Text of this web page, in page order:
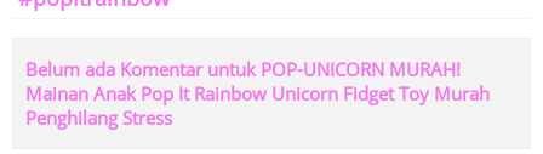
Belum ada Komentar untuk POP-UNICORN MURAH!
Mainan Anak Pop It Rainbow Unicorn Fidget Toy Murah
Penghilang Stress